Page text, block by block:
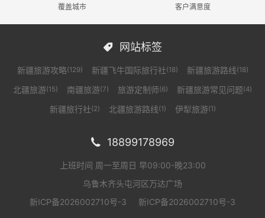
覆盖城市 客户满意度
 网站标签
新疆旅游攻略(129) 新疆飞牛国际旅行社(18) 新疆旅游路线(18)
北疆旅游(15) 南疆旅游(7) 旅游定制师(6) 新疆旅游常见问题(4)
新疆旅行社(2) 北疆旅游路线(1) 伊犁旅游(1)
 18899178969
上班时间 周一至周日 早09:00-晚23:00
乌鲁木齐头屯河区万达广场
新ICP备2026002710号-3
新ICP备2026002710号-3